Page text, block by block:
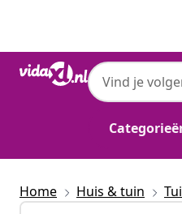
Home Huis & tuin